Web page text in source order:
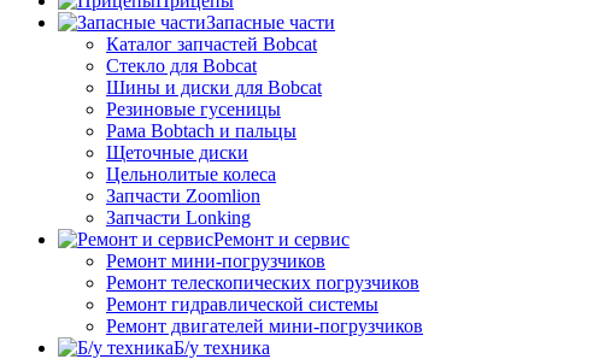
Запасные части
Каталог запчастей Bobcat
Стекло для Bobcat
Шины и диски для Bobcat
Резиновые гусеницы
Рама Bobtach и пальцы
Щеточные диски
Цельнолитые колеса
Запчасти Zoomlion
Запчасти Lonking
Ремонт и сервис
Ремонт мини-погрузчиков
Ремонт телескопических погрузчиков
Ремонт гидравлической системы
Ремонт двигателей мини-погрузчиков
Б/у техника